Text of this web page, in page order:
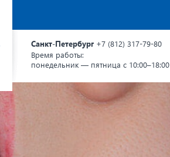
Санкт-Петербург +7 (812) 317-79-80
Время работы:
понедельник — пятница с 10:00–18:00